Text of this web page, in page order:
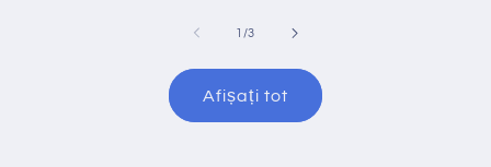
1 /din
3
Afișați tot